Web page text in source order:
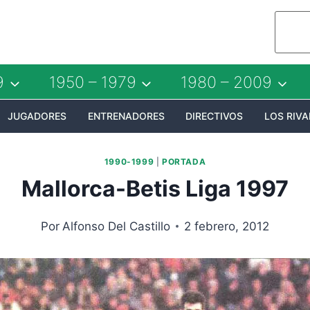
1950 – 1979 1980 – 2009
JUGADORES ENTRENADORES DIRECTIVOS LOS
1990-1999 PORTADA
Mallorca-Betis Liga 1997
Por Alfonso Del Castillo 2 febrero, 2012